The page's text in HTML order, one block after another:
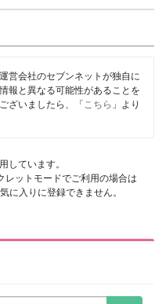
営会社のセブンネットが独自に
報と異なる可能性があることを
ざいましたら、「 こちら 」より
しています。
レットモードでご利用の場合は
に入りに登録できません。